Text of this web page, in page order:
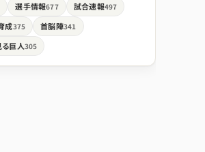
選手情報677 試合速報497
成375 首脳陣341
る巨人305